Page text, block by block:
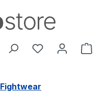
Du hast 0
Fightwear